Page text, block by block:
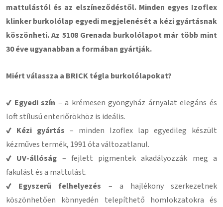
mattulástól és az elszíneződéstől. Minden egyes Izoflex
klinker burkolólap egyedi megjelenését a kézi gyártásnak
köszönheti. Az 5108 Grenada burkolólapot már több mint
30 éve ugyanabban a formában gyártják.
Miért válassza a BRICK tégla burkolólapokat?
✔ Egyedi szín – a krémesen gyöngyház árnyalat elegáns és
loft stílusú enteriőrökhöz is ideális.
✔ Kézi gyártás – minden Izoflex lap egyedileg készült
kézműves termék, 1991 óta változatlanul.
✔ UV-állóság – fejlett pigmentek akadályozzák meg a
fakulást és a mattulást.
✔ Egyszerű felhelyezés – a hajlékony szerkezetnek
köszönhetően könnyedén telepíthető homlokzatokra és